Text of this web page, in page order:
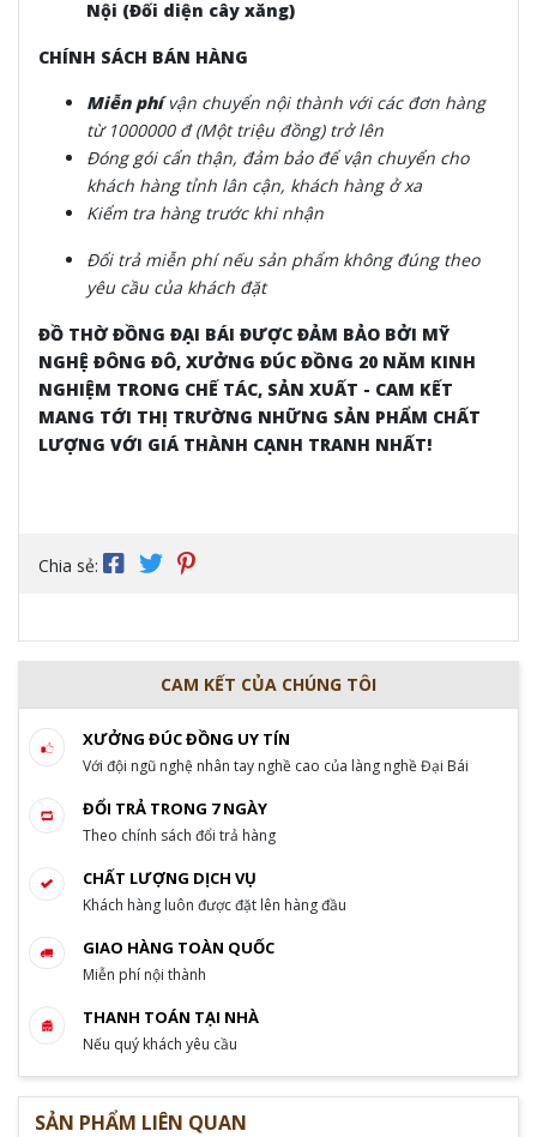
Nội (Đối diện cây xăng)
CHÍNH SÁCH BÁN HÀNG
Miễn phívận chuyển nội thành với các đơn hàng
từ 1000000 đ (Một triệu đồng) trở lên
Đóng gói cẩn thận, đảm bảo để vận chuyển cho
khách hàng tỉnh lân cận, khách hàng ở xa
Kiểm tra hàng trước khi nhận
Đổi trả miễn phí nếu sản phẩm không đúng theo
yêu cầu của khách đặt
ĐỒ THỜ ĐỒNG ĐẠI BÁI ĐƯỢC ĐẢM BẢO BỞI MỸ
NGHỆ ĐÔNG ĐÔ, XƯỞNG ĐÚC ĐỒNG 20 NĂM KINH
NGHIỆM TRONG CHẾ TÁC, SẢN XUẤT - CAM KẾT
MANG TỚI THỊ TRƯỜNG NHỮNG SẢN PHẨM CHẤT
LƯỢNG VỚI GIÁ THÀNH CẠNH TRANH NHẤT!
Chia sẻ:
CAM KẾT CỦA CHÚNG TÔI
XƯỞNG ĐÚC ĐỒNG UY TÍN
Với đội ngũ nghệ nhân tay nghề cao của làng nghề Đại Bái
ĐỔI TRẢ TRONG 7 NGÀY
Theo chính sách đổi trả hàng
CHẤT LƯỢNG DỊCH VỤ
Khách hàng luôn được đặt lên hàng đầu
GIAO HÀNG TOÀN QUỐC
Miễn phí nội thành
THANH TOÁN TẠI NHÀ
Nếu quý khách yêu cầu
SẢN PHẨM LIÊN QUAN